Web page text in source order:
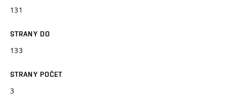
131
STRANY DO
133
STRANY POČET
3